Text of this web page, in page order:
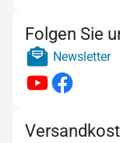
Folgen Sie
Newsletter